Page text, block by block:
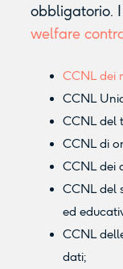
obbligatorio.
welfare
CCNL dei
CCNL
CCNL del
CCNL di
CCNL dei
CCNL del
ed
CCNL
dati;